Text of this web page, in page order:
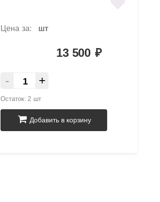
Цена за: шт
13 500 ₽
- +
Остаток: 2 шт
Добавить в корзину